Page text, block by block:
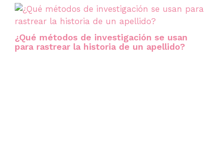
¿Qué métodos de investigación se usan
para rastrear la historia de un apellido?